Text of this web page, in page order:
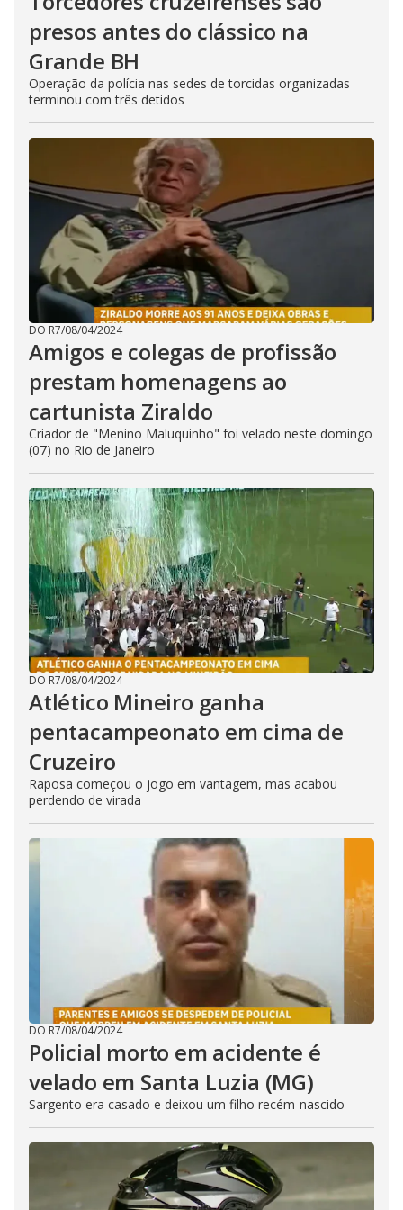
presos antes do clássico na
Grande BH
Operação da polícia nas sedes de torcidas organizadas
terminou com três detidos
DO R7/08/04/2024
Amigos e colegas de profissão
prestam homenagens ao
cartunista Ziraldo
Criador de "Menino Maluquinho" foi velado neste domingo
(07) no Rio de Janeiro
DO R7/08/04/2024
Atlético Mineiro ganha
pentacampeonato em cima de
Cruzeiro
Raposa começou o jogo em vantagem, mas acabou
perdendo de virada
DO R7/08/04/2024
Policial morto em acidente é
velado em Santa Luzia (MG)
Sargento era casado e deixou um filho recém-nascido